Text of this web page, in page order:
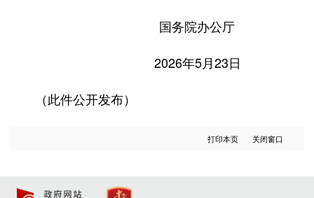
国务院办公厅
2026年5月23日
（此件公开发布）
打印本页 关闭窗口